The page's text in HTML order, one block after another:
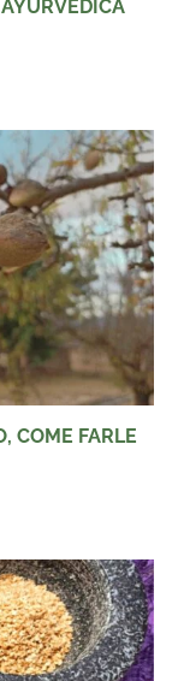
COME FARLE